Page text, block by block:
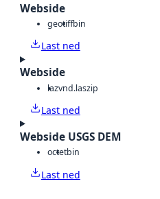
Webside
geotiffbin
Last ned
Webside
lazvnd.laszip
Last ned
Webside USGS DEM
octetbin
Last ned